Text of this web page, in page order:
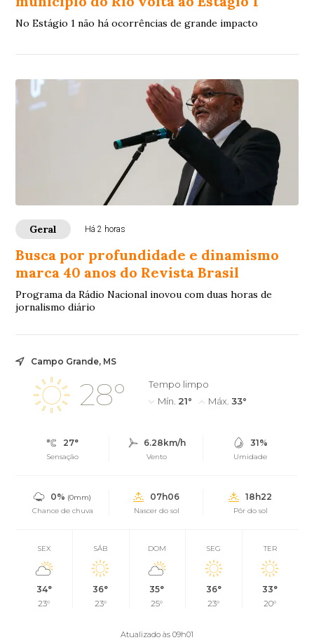
No Estágio 1 não há ocorrências de grande impacto
Geral Há 2 horas
Busca por profundidade e dinamismo
marca 40 anos do Revista Brasil
Programa da Rádio Nacional inovou com duas horas de
jornalismo diário
Campo Grande, MS
28°
Tempo limpo
Mín. 21° Máx. 33°
27°
Sensação
6.28km/h
Vento
31%
Umidade
0% (0mm)
Chance de chuva
07h06
Nascer do sol
18h22
Pôr do sol
SEX
34°
23°
SÁB
36°
23°
DOM
35°
25°
SEG
36°
23°
TER
33°
20°
Atualizado às 09h01